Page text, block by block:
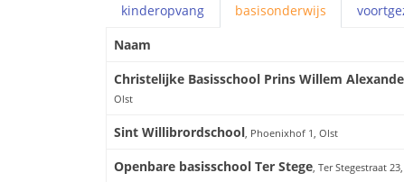
kinderopvang basisonderwijs
Naam
Christelijke Basisschool Prins Willem
Olst
Sint Willibrordschool , Phoenixhof 1, Olst
Openbare basisschool Ter Stege , Ter Stegestraat